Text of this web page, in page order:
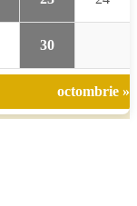
30
octombrie »